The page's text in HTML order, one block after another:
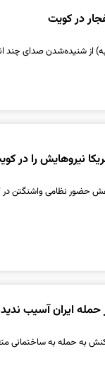
در کویت
از شنیده‌شدن صدای چند
نیروهایش را
حضور نظامی واشنگتن در
ایران آسیب
به حمله به